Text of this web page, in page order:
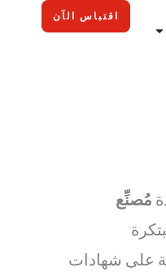
اقتباس الآن
مُصنِّع
على شهادات